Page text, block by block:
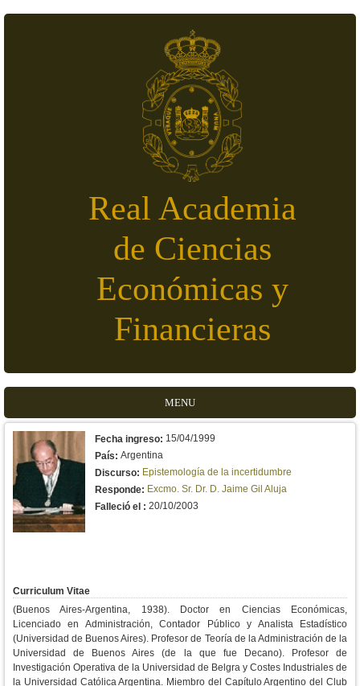
Real Academia
de Ciencias
Económicas y
Financieras
MENU
Fecha ingreso: 15/04/1999
País: Argentina
Discurso: Epistemología de la incertidumbre
Responde: Excmo. Sr. Dr. D. Jaime Gil Aluja
Falleció el : 20/10/2003
Curriculum Vitae
(Buenos Aires-Argentina, 1938). Doctor en Ciencias Económicas,
Licenciado en Administración, Contador Público y Analista Estadístico
(Universidad de Buenos Aires). Profesor de Teoría de la Administración de la
Universidad de Buenos Aires (de la que fue Decano). Profesor de
Investigación Operativa de la Universidad de Belgra y Costes Industriales de
la Universidad Católica Argentina. Miembro del Capítulo Argentino del Club